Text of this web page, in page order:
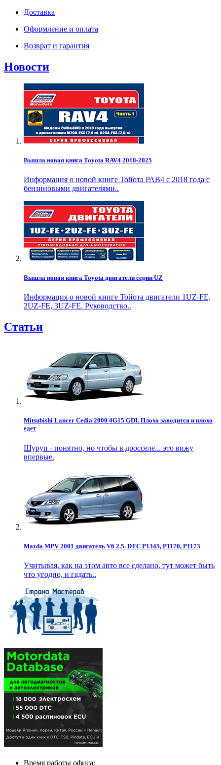
Доставка
Оформление и оплата
Возврат и гарантия
Новости
Вышла новая книга Toyota RAV4 2018-2025
Информация о новой книге Тойота РАВ4 с 2018 года с
бензиновыми двигателями..
Вышла новая книга Toyota двигатели серии UZ
Информация о новой книге Тойота двигатели 1UZ-FE,
2UZ-FE, 3UZ-FE. Руководство..
Статьи
Mitsubishi Lancer Cedia 2000 4G15 GDI. Плохо заводится и плохо
едет
Шуруп - понятно, но чтобы в дросселе... это вижу
впервые.
Mazda MPV 2001 двигатель V6 2.5. DTC P1345, P1170, P1173
Учитывая, как на этом авто все сделано, тут может быть
что угодно, и гадать..
Время работы офиса: